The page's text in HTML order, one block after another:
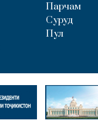
Парчам
Суруд
Пул